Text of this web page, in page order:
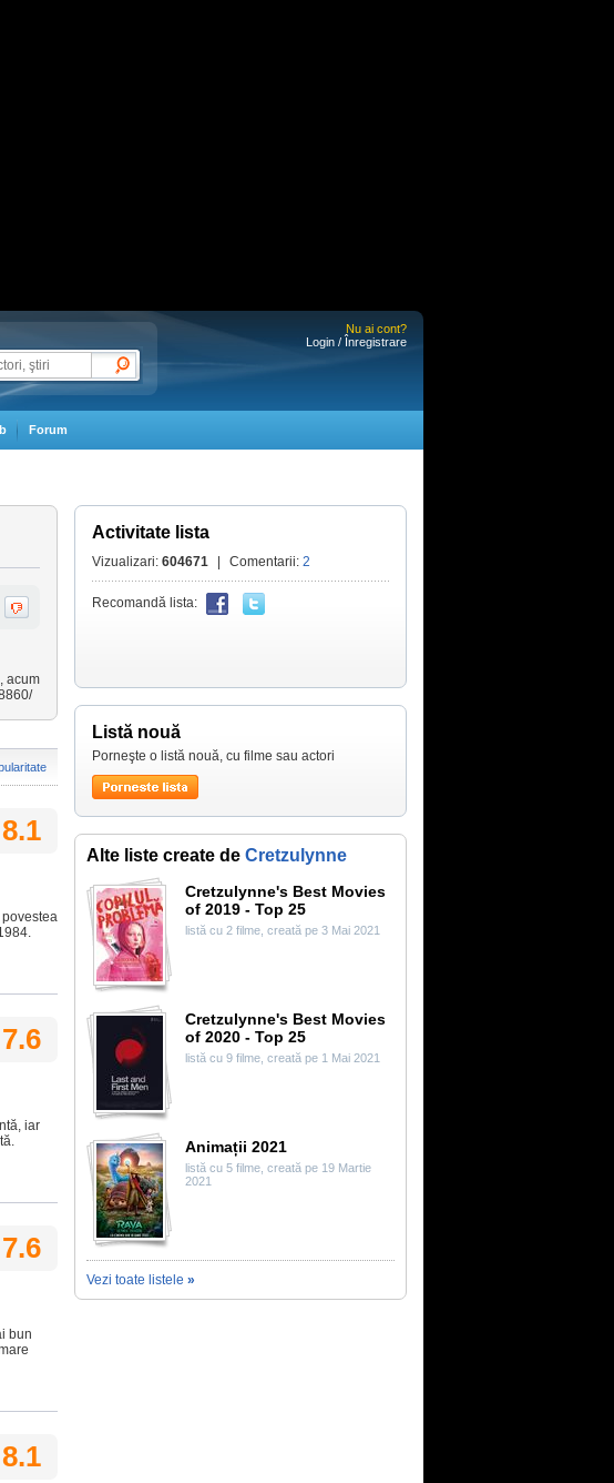
Nu ai cont?
Login / Înregistrare
Forum
acum
8.1
7.6
iar
7.6
bun
8.1
Activitate lista
Vizualizari: 604671 Comentarii: 2
Recomandă lista:
Listă nouă
Porneşte o listă nouă, cu filme sau actori
Alte liste create de Cretzulynne
Cretzulynne's Best Movies
of 2019 - Top 25
listă cu 2 filme, creată pe 3 Mai 2021
Cretzulynne's Best Movies
of 2020 - Top 25
listă cu 9 filme, creată pe 1 Mai 2021
Animații 2021
listă cu 5 filme, creată pe 19 Martie
2021
Vezi toate listele »